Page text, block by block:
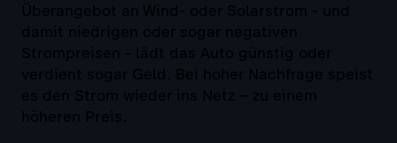
Überangebot an Wind- oder Solarstrom - und
damit niedrigen oder sogar negativen
Strompreisen - lädt das Auto günstig oder
verdient sogar Geld. Bei hoher Nachfrage speist
es den Strom wieder ins Netz – zu einem
höheren Preis.